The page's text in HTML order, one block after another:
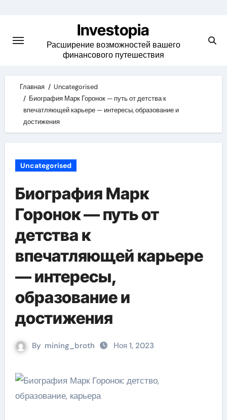
content
Investopia
Расширение возможностей вашего
финансового путешествия
Главная
Uncategorised
Биография Марк Горонок — путь от детства к
впечатляющей карьере — интересы, образование и
достижения
Uncategorised
Биография Марк
Горонок — путь от
детства к
впечатляющей карьере
— интересы,
образование и
достижения
By mining_broth Ноя 1, 2023